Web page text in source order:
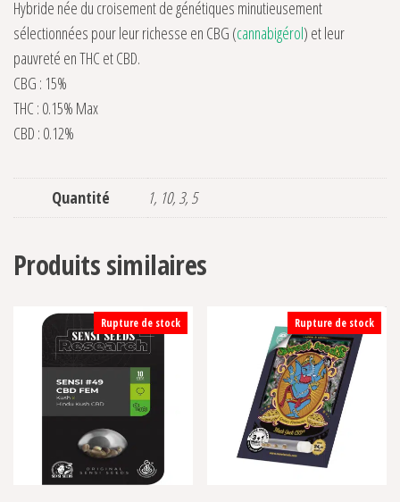
Hybride née du croisement de génétiques minutieusement
sélectionnées pour leur richesse en CBG (cannabigérol) et leur
pauvreté en THC et CBD.
CBG : 15%
THC : 0.15% Max
CBD : 0.12%
Quantité 1, 10, 3, 5
Produits similaires
Rupture de stock Rupture de stock